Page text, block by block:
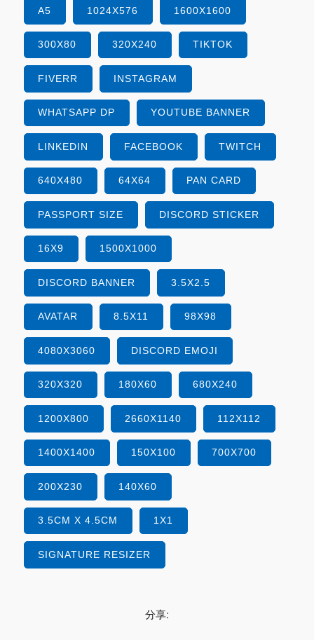
A5 1024X576 1600X1600
300X80 320X240 TIKTOK
FIVERR INSTAGRAM
WHATSAPP DP YOUTUBE BANNER
LINKEDIN FACEBOOK TWITCH
640X480 64X64 PAN CARD
PASSPORT SIZE DISCORD STICKER
16X9 1500X1000
DISCORD BANNER 3.5X2.5
AVATAR 8.5X11 98X98
4080X3060 DISCORD EMOJI
320X320 180X60 680X240
1200X800 2660X1140 112X112
1400X1400 150X100 700X700
200X230 140X60
3.5CM X 4.5CM 1X1
SIGNATURE RESIZER
分享: